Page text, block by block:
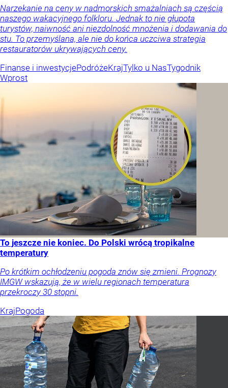
Narzekanie na ceny w nadmorskich smażalniach są częścią
naszego wakacyjnego folkloru. Jednak to nie głupota
turystów, naiwność ani niezdolność mnożenia i dodawania do
stu. To przemyślana, ale nie do końca uczciwa strategia
restauratorów ukrywających ceny.
Finanse i inwestycjePodróżeKrajTylko u NasTygodnik
Wprost
To jeszcze nie koniec. Do Polski wrócą tropikalne
temperatury
Po krótkim ochłodzeniu pogoda znów się zmieni. Prognozy
IMGW wskazują, że w wielu regionach temperatura
przekroczy 30 stopni.
KrajPogoda